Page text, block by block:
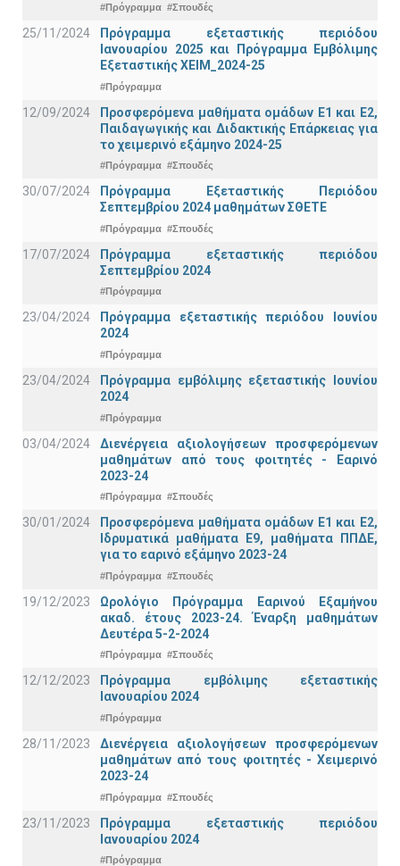
#Πρόγραμμα #Σπουδές
25/11/2024
Πρόγραμμα εξεταστικής περιόδου
Ιανουαρίου 2025 και Πρόγραμμα Εμβόλιμης
Εξεταστικής ΧΕΙΜ_2024-25
#Πρόγραμμα
12/09/2024
Προσφερόμενα μαθήματα ομάδων Ε1 και Ε2,
Παιδαγωγικής και Διδακτικής Επάρκειας για
το χειμερινό εξάμηνο 2024-25
#Πρόγραμμα #Σπουδές
30/07/2024
Πρόγραμμα Εξεταστικής Περιόδου
Σεπτεμβρίου 2024 μαθημάτων ΣΘΕΤΕ
#Πρόγραμμα #Σπουδές
17/07/2024
Πρόγραμμα εξεταστικής περιόδου
Σεπτεμβρίου 2024
#Πρόγραμμα
23/04/2024
Πρόγραμμα εξεταστικής περιόδου Ιουνίου
2024
#Πρόγραμμα
23/04/2024
Πρόγραμμα εμβόλιμης εξεταστικής Ιουνίου
2024
#Πρόγραμμα
03/04/2024
Διενέργεια αξιολογήσεων προσφερόμενων
μαθημάτων από τους φοιτητές - Εαρινό
2023-24
#Πρόγραμμα #Σπουδές
30/01/2024
Προσφερόμενα μαθήματα ομάδων Ε1 και Ε2,
Ιδρυματικά μαθήματα Ε9, μαθήματα ΠΠΔΕ,
για το εαρινό εξάμηνο 2023-24
#Πρόγραμμα #Σπουδές
19/12/2023
Ωρολόγιο Πρόγραμμα Εαρινού Εξαμήνου
ακαδ. έτους 2023-24. Έναρξη μαθημάτων
Δευτέρα 5-2-2024
#Πρόγραμμα #Σπουδές
12/12/2023
Πρόγραμμα εμβόλιμης εξεταστικής
Ιανουαρίου 2024
#Πρόγραμμα
28/11/2023
Διενέργεια αξιολογήσεων προσφερόμενων
μαθημάτων από τους φοιτητές - Χειμερινό
2023-24
#Πρόγραμμα #Σπουδές
23/11/2023
Πρόγραμμα εξεταστικής περιόδου
Ιανουαρίου 2024
#Πρόγραμμα